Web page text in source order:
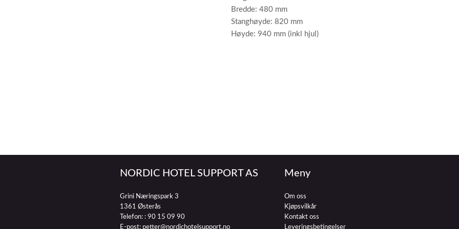
Bredde: 480 mm
Stanghøyde: 820 mm
Høyde: 940 mm (inkl hjul)
NORDIC HOTEL SUPPORT AS
Grini Næringspark 3
1361 Østerås
Telefon: : 90 15 09 90
E-post: petter@nordichotelsupport.no
Meny
Om oss
Kjøpsvilkår
Kontakt oss
Leveringsbetingelser